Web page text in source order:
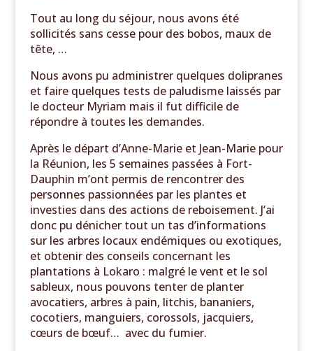
Tout au long du séjour, nous avons été
sollicités sans cesse pour des bobos, maux de
tête, …
Nous avons pu administrer quelques dolipranes
et faire quelques tests de paludisme laissés par
le docteur Myriam mais il fut difficile de
répondre à toutes les demandes.
Après le départ d’Anne-Marie et Jean-Marie pour
la Réunion, les 5 semaines passées à Fort-
Dauphin m’ont permis de rencontrer des
personnes passionnées par les plantes et
investies dans des actions de reboisement. J’ai
donc pu dénicher tout un tas d’informations
sur les arbres locaux endémiques ou exotiques,
et obtenir des conseils concernant les
plantations à Lokaro : malgré le vent et le sol
sableux, nous pouvons tenter de planter
avocatiers, arbres à pain, litchis, bananiers,
cocotiers, manguiers, corossols, jacquiers,
cœurs de bœuf… avec du fumier.